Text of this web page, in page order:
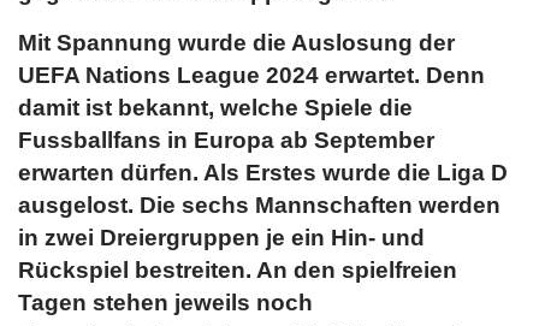
Mit Spannung wurde die Auslosung der
UEFA Nations League 2024 erwartet. Denn
damit ist bekannt, welche Spiele die
Fussballfans in Europa ab September
erwarten dürfen. Als Erstes wurde die Liga D
ausgelost. Die sechs Mannschaften werden
in zwei Dreiergruppen je ein Hin- und
Rückspiel bestreiten. An den spielfreien
Tagen stehen jeweils noch